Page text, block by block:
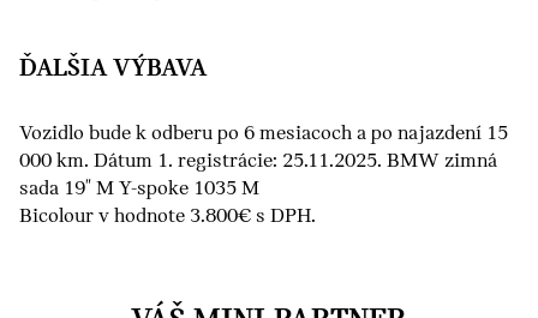
ĎALŠIA VÝBAVA
Vozidlo bude k odberu po 6 mesiacoch a po najazdení 15
000 km. Dátum 1. registrácie: 25.11.2025. BMW zimná
sada 19" M Y-spoke 1035 M
Bicolour v hodnote 3.800€ s DPH.